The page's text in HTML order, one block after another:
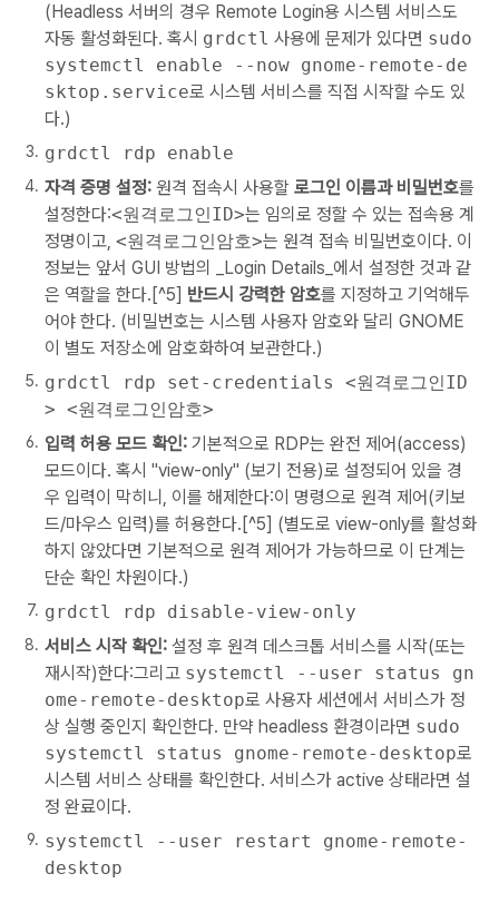
(Headless 서버의 경우 Remote Login용 시스템 서비스도
자동 활성화된다. 혹시 grdctl 사용에 문제가 있다면 sudo
systemctl enable --now gnome-remote-de
sktop.service로 시스템 서비스를 직접 시작할 수도 있
다.)
grdctl rdp enable
자격 증명 설정: 원격 접속시 사용할 로그인 이름과 비밀번호를
설정한다:<원격로그인ID>는 임의로 정할 수 있는 접속용 계
정명이고, <원격로그인암호>는 원격 접속 비밀번호이다. 이
정보는 앞서 GUI 방법의 _Login Details_에서 설정한 것과 같
은 역할을 한다.[^5] 반드시 강력한 암호를 지정하고 기억해두
어야 한다. (비밀번호는 시스템 사용자 암호와 달리 GNOME
이 별도 저장소에 암호화하여 보관한다.)
grdctl rdp set-credentials <원격로그인ID
> <원격로그인암호>
입력 허용 모드 확인: 기본적으로 RDP는 완전 제어(access)
모드이다. 혹시 "view-only" (보기 전용)로 설정되어 있을 경
우 입력이 막히니, 이를 해제한다:이 명령으로 원격 제어(키보
드/마우스 입력)를 허용한다.[^5] (별도로 view-only를 활성화
하지 않았다면 기본적으로 원격 제어가 가능하므로 이 단계는
단순 확인 차원이다.)
grdctl rdp disable-view-only
서비스 시작 확인: 설정 후 원격 데스크톱 서비스를 시작(또는
재시작)한다:그리고 systemctl --user status gn
ome-remote-desktop로 사용자 세션에서 서비스가 정
상 실행 중인지 확인한다. 만약 headless 환경이라면 sudo
systemctl status gnome-remote-desktop로
시스템 서비스 상태를 확인한다. 서비스가 active 상태라면 설
정 완료이다.
systemctl --user restart gnome-remote-
desktop